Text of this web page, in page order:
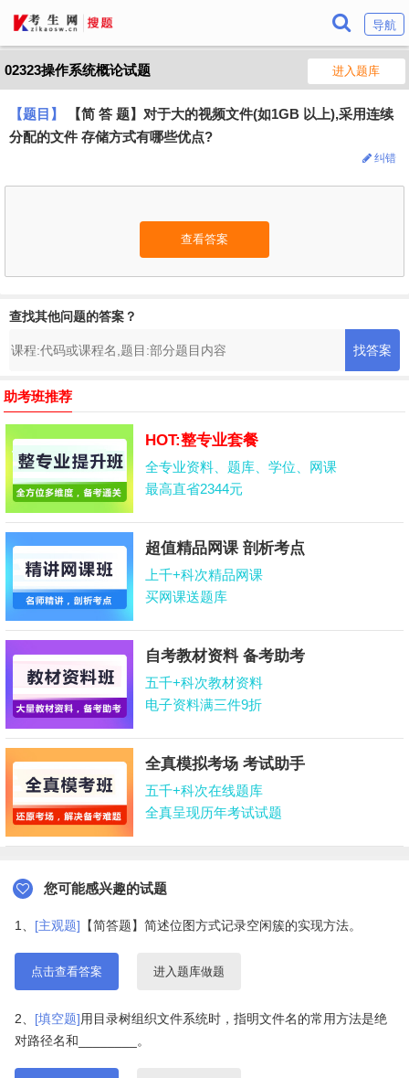
导航
02323操作系统概论试题 进入题库
【题目】
【简 答 题】对于大的视频文件(如1GB 以上),采用连续
分配的文件 存储方式有哪些优点?
纠错
查看答案
查找其他问题的答案？
助考班推荐
HOT:整专业套餐
全专业资料、题库、学位、网课
最高直省2344元
超值精品网课 剖析考点
上千+科次精品网课
买网课送题库
自考教材资料 备考助考
五千+科次教材资料
电子资料满三件9折
全真模拟考场 考试助手
五千+科次在线题库
全真呈现历年考试试题
您可能感兴趣的试题
1、 [主观题] 【简答题】简述位图方式记录空闲簇的实现方法。
点击查看答案 进入题库做题
2、 [填空题]用目录树组织文件系统时，指明文件名的常用方法是绝
对路径名和________。